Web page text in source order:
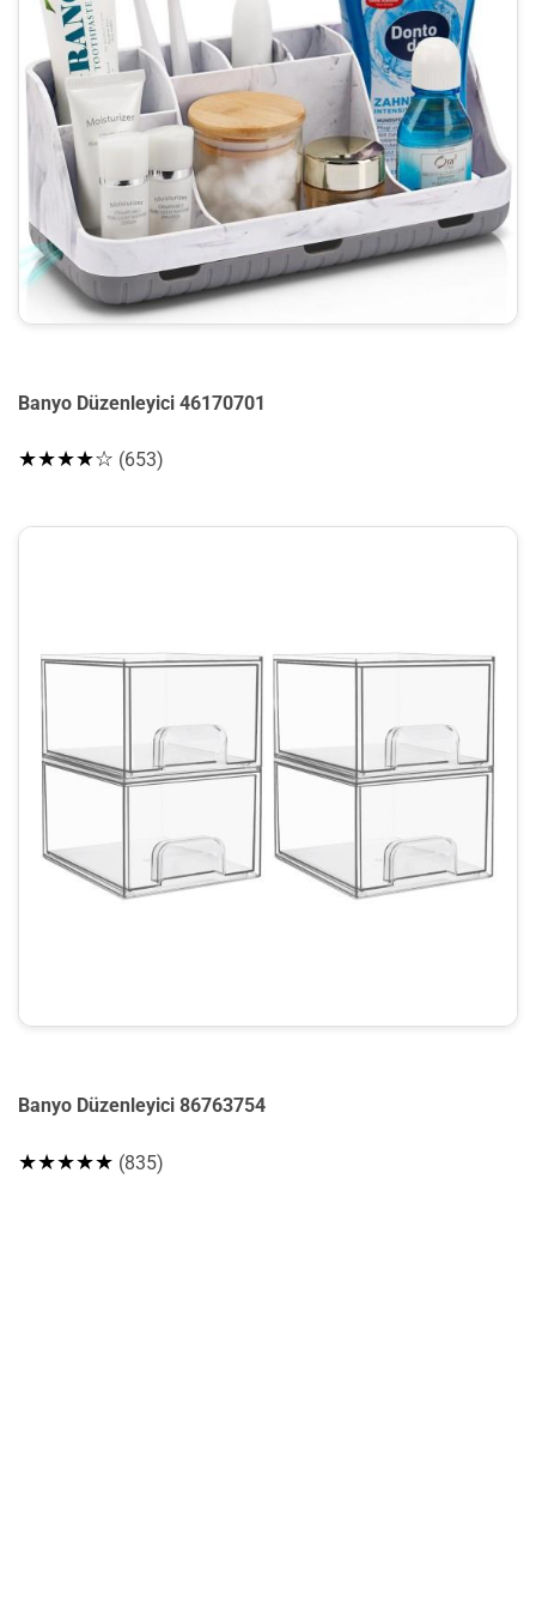
Banyo Düzenleyici 46170701
★★★★☆ (653)
Banyo Düzenleyici 86763754
★★★★★ (835)